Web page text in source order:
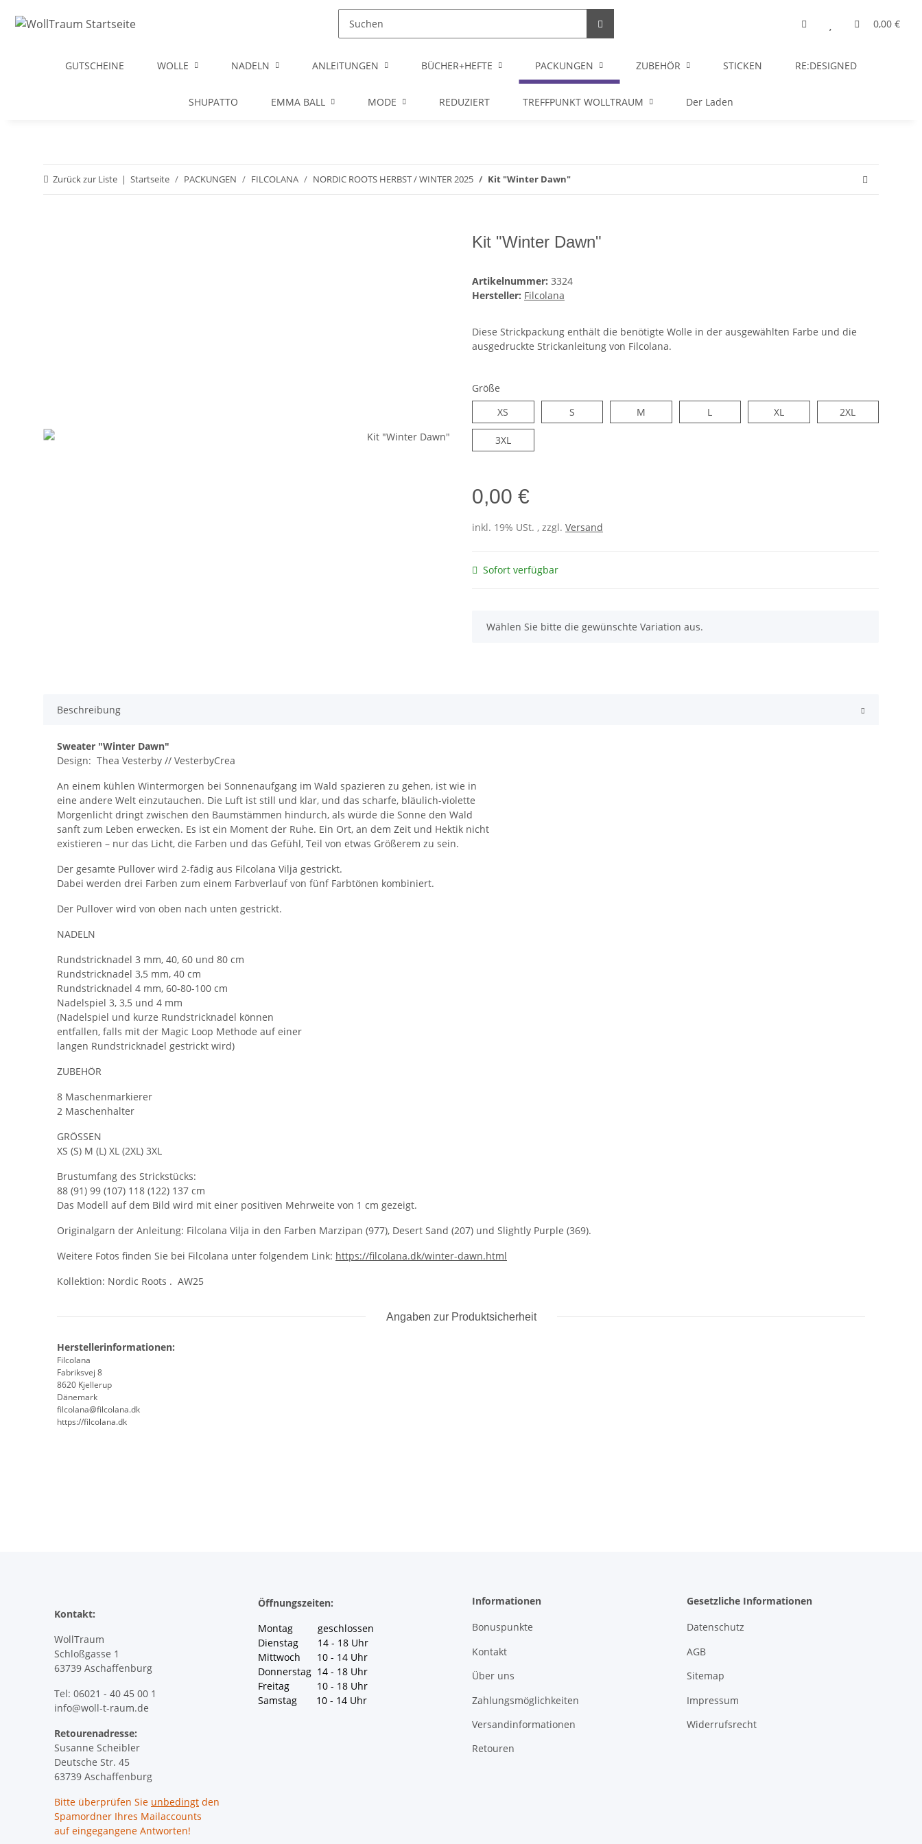
0,00 €
GUTSCHEINE WOLLE NADELN ANLEITUNGEN BÜCHER+HEFTE PACKUNGEN ZUBEHÖR STICKEN RE:DESIGNED
SHUPATTO EMMA BALL MODE REDUZIERT TREFFPUNKT WOLLTRAUM Der Laden
Zurück zur Liste Startseite PACKUNGEN FILCOLANA NORDIC ROOTS HERBST / WINTER 2025 Kit "Winter Dawn"
Kit "Winter Dawn"
Artikelnummer: 3324
Hersteller: Filcolana
Diese Strickpackung enthält die benötigte Wolle in der ausgewählten Farbe und die
ausgedruckte Strickanleitung von Filcolana.
Größe
XS
SS MM L XL 2XL
3XL
0,00 €
inkl. 19% USt. , zzgl. Versand
Sofort verfügbar
x
Wählen Sie bitte die gewünschte Variation aus.
Beschreibung
Sweater "Winter Dawn"
Design: Thea Vesterby // VesterbyCrea
An einem kühlen Wintermorgen bei Sonnenaufgang im Wald spazieren zu gehen, ist wie in
eine andere Welt einzutauchen. Die Luft ist still und klar, und das scharfe, bläulich-violette
Morgenlicht dringt zwischen den Baumstämmen hindurch, als würde die Sonne den Wald
sanft zum Leben erwecken. Es ist ein Moment der Ruhe. Ein Ort, an dem Zeit und Hektik nicht
existieren – nur das Licht, die Farben und das Gefühl, Teil von etwas Größerem zu sein.
Der gesamte Pullover wird 2-fädig aus Filcolana Vilja gestrickt.
Dabei werden drei Farben zum einem Farbverlauf von fünf Farbtönen kombiniert.
Der Pullover wird von oben nach unten gestrickt.
NADELN
Rundstricknadel 3 mm, 40, 60 und 80 cm
Rundstricknadel 3,5 mm, 40 cm
Rundstricknadel 4 mm, 60-80-100 cm
Nadelspiel 3, 3,5 und 4 mm
(Nadelspiel und kurze Rundstricknadel können
entfallen, falls mit der Magic Loop Methode auf einer
langen Rundstricknadel gestrickt wird)
ZUBEHÖR
8 Maschenmarkierer
2 Maschenhalter
GRÖSSEN
XS (S) M (L) XL (2XL) 3XL
Brustumfang des Strickstücks:
88 (91) 99 (107) 118 (122) 137 cm
Das Modell auf dem Bild wird mit einer positiven Mehrweite von 1 cm gezeigt.
Originalgarn der Anleitung: Filcolana Vilja in den Farben Marzipan (977), Desert Sand (207) und Slightly Purple (369).
Weitere Fotos finden Sie bei Filcolana unter folgendem Link: https://filcolana.dk/winter-dawn.html
Kollektion: Nordic Roots . AW25
Angaben zur Produktsicherheit
Herstellerinformationen:
Filcolana
Fabriksvej 8
8620 Kjellerup
Dänemark
filcolana@filcolana.dk
https://filcolana.dk
Kontakt:
WollTraum
Schloßgasse 1
63739 Aschaffenburg
Tel: 06021 - 40 45 00 1
info@woll-t-raum.de
Retourenadresse:
Susanne Scheibler
Deutsche Str. 45
63739 Aschaffenburg
Bitte überprüfen Sie unbedingt den
Spamordner Ihres Mailaccounts
auf eingegangene Antworten!
Öffnungszeiten:
Montag geschlossen
Dienstag 14 - 18 Uhr
Mittwoch 10 - 14 Uhr
Donnerstag 14 - 18 Uhr
Freitag 10 - 18 Uhr
Samstag 10 - 14 Uhr
Informationen
Bonuspunkte
Kontakt
Über uns
Zahlungsmöglichkeiten
Versandinformationen
Retouren
Gesetzliche Informationen
Datenschutz
AGB
Sitemap
Impressum
Widerrufsrecht